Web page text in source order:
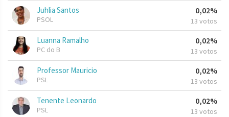
Juhlia Santos
PSOL
0,02%
13 votos
Luanna Ramalho
PC do B
0,02%
13 votos
Professor Mauricio
PSL
0,02%
13 votos
Tenente Leonardo
PSL
0,02%
13 votos